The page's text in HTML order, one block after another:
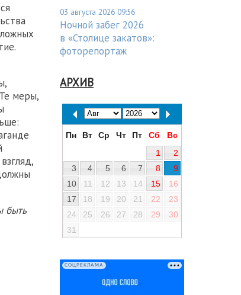
меры,
быть
03 августа 2026 09:56
Ночной забег 2026
в «Столице закатов»:
фоторепортаж
АРХИВ
Пн Вт Ср Чт Пт Сб
Вс
1
2
3
4 5 6 7 8
9
10
11 12 13 14 15
16
17
18 19 20 21 22
23
24
25 26 27 28 29
30
31
СОЦРЕКЛАМА